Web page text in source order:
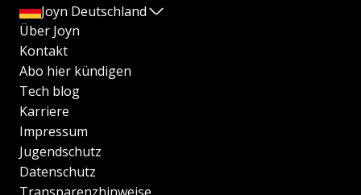
Joyn Deutschland
Über Joyn
Kontakt
Abo hier kündigen
Tech blog
Karriere
Impressum
Jugendschutz
Datenschutz